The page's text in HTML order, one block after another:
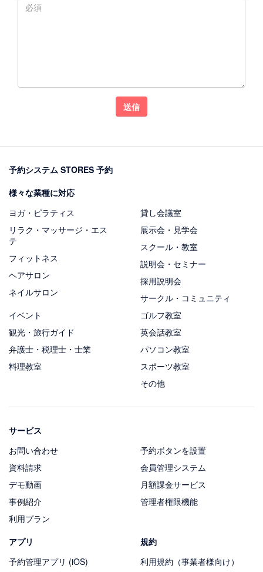
予約システム STORES 予約
様々な業種に対応
ヨガ・ピラティス
リラク・マッサージ・エス
テ
フィットネス
ヘアサロン
ネイルサロン
貸し会議室
展示会・見学会
スクール・教室
説明会・セミナー
採用説明会
サークル・コミュニティ
イベント
観光・旅行ガイド
弁護士・税理士・士業
料理教室
ゴルフ教室
英会話教室
パソコン教室
スポーツ教室
その他
サービス
お問い合わせ
資料請求
デモ動画
事例紹介
利用プラン
予約ボタンを設置
会員管理システム
月額課金サービス
管理者権限機能
アプリ
予約管理アプリ (iOS)
規約
利用規約（事業者様向け）